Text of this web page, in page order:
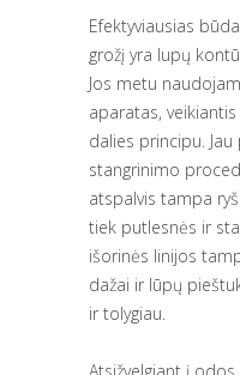
Efektyviausias
grožį yra lupų
Jos metu
aparatas,
dalies principu.
stangrinimo
atspalvis tampa
tiek putlesnės ir
išorinės linijos
dažai ir lūpų
ir tolygiau.